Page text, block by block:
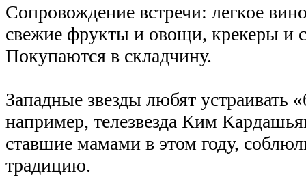
Сопровождение встречи: легкое
свежие фрукты и овощи, крекеры и
Покупаются в складчину.
Западные звезды любят устраивать
например, телезвезда Ким
ставшие мамами в этом году,
традицию.